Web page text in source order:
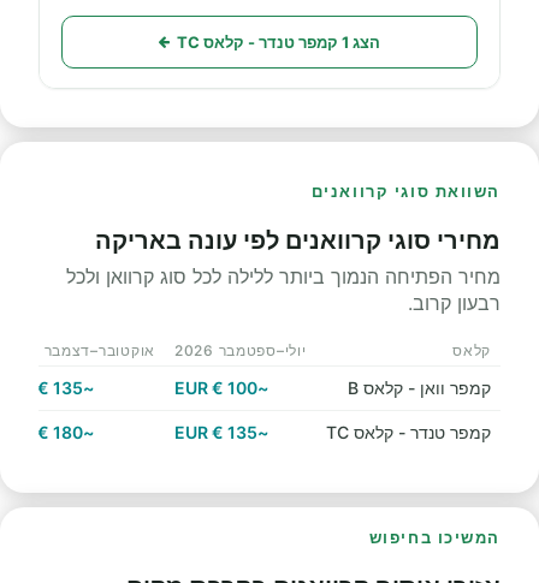
הצג 1 קמפר טנדר - קלאס TC
השוואת סוגי קרוואנים
מחירי סוגי קרוואנים לפי עונה באריקה
מחיר הפתיחה הנמוך ביותר ללילה לכל סוג קרוואן ולכל
רבעון קרוב.
קלאס יולי–ספטמבר 2026 אוקטובר–דצמבר 2026
קמפר וואן - קלאס B ~100 € EUR
~135 € EUR
קמפר טנדר - קלאס TC ~135 € EUR
~180 € EUR
המשיכו בחיפוש